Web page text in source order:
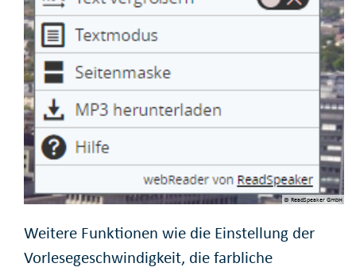
© ReadSpeaker GmbH
Weitere Funktionen wie die Einstellung der
Vorlesegeschwindigkeit, die farbliche